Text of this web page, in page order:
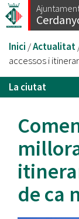
Vés
al
Esteu
aquí
Inici /Actualitat
accessos i
La ciutat
de ca